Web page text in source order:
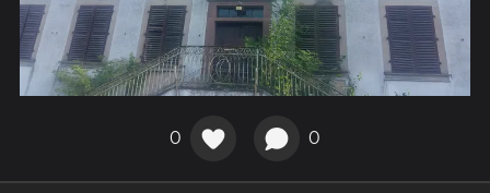
0 0